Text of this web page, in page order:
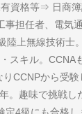
資格等⇒ 日商
事担任者、電気
陸上無線技術士
スキル。CCNA
CCNPから受験
。趣味で挑戦し